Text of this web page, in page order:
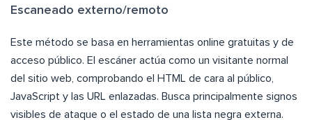
Escaneado externo/remoto
Este método se basa en herramientas online gratuitas y de
acceso público. El escáner actúa como un visitante normal
del sitio web, comprobando el HTML de cara al público,
JavaScript y las URL enlazadas. Busca principalmente signos
visibles de ataque o el estado de una lista negra externa.